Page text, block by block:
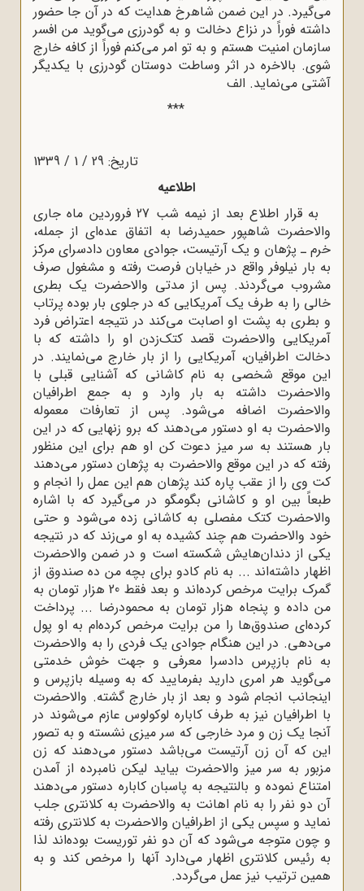
می‌گیرد. در این ضمن شاهرخ هدایت که در آن جا حضور
داشته فوراً در نزاع دخالت و به گودرزی می‌گوید من افسر
سازمان امنیت هستم و به تو امر می‌کنم فوراً از کافه خارج
شوی. بالاخره در اثر وساطت دوستان گودرزی با یکدیگر
آشتی می‌نماید. الف
***
تاریخ: 29 / 1 / 1339
اطلاعیه
به قرار اطلاع بعد از نیمه شب 27 فروردین ماه جاری
والاحضرت شاهپور حمیدرضا به اتفاق عده‌ای از جمله،
خرم ـ پژهان و یک آرتیست، جوادی معاون دادسرای مرکز
به بار نیلوفر واقع در خیابان فرصت رفته و مشغول صرف
مشروب می‌گردند. پس از مدتی والاحضرت یک بطری
خالی را به طرف یک آمریکایی که در جلوی بار بوده پرتاب
و بطری به پشت او اصابت می‌کند در نتیجه اعتراض فرد
آمریکایی والاحضرت قصد کتک‌زدن او را داشته که با
دخالت اطرافیان، آمریکایی را از بار خارج می‌نمایند. در
این موقع شخصی به نام کاشانی که آشنایی قبلی با
والاحضرت داشته به بار وارد و به جمع اطرافیان
والاحضرت اضافه می‌شود. پس از تعارفات معموله
والاحضرت به او دستور می‌دهند که برو زنهایی که در این
بار هستند به سر میز دعوت کن او هم برای این منظور
رفته که در این موقع والاحضرت به پژهان دستور می‌دهند
کت وی را از عقب پاره کند پژهان هم این عمل را انجام و
طبعاً بین او و کاشانی بگومگو در می‌گیرد که با اشاره
والاحضرت کتک مفصلی به کاشانی زده می‌شود و حتی
خود والاحضرت هم چند کشیده به او می‌زند که در نتیجه
یکی از دندان‌هایش شکسته است و در ضمن والاحضرت
اظهار داشته‌اند ... به نام کادو برای بچه من ده صندوق از
گمرک برایت مرخص کرده‌اند و بعد فقط 20 هزار تومان به
من داده و پنجاه هزار تومان به محمودرضا ... پرداخت
کرده‌ای صندوق‌ها را من برایت مرخص کرده‌ام به او پول
می‌دهی. در این هنگام جوادی یک فردی را به والاحضرت
به نام بازپرس دادسرا معرفی و جهت خوش خدمتی
می‌گوید هر امری دارید بفرمایید که به وسیله بازپرس و
اینجانب انجام شود و بعد از بار خارج گشته. والاحضرت
با اطرافیان نیز به طرف کاباره لوکولوس عازم می‌شوند در
آنجا یک زن و مرد خارجی که سر میزی نشسته و به تصور
این که آن زن آرتیست می‌باشد دستور می‌دهند که زن
مزبور به سر میز والاحضرت بیاید لیکن نامبرده از آمدن
امتناع نموده و بالنتیجه به پاسبان کاباره دستور می‌دهند
آن دو نفر را به نام اهانت به والاحضرت به کلانتری جلب
نماید و سپس یکی از اطرافیان والاحضرت به کلانتری رفته
و چون متوجه می‌شود که آن دو نفر توریست بوده‌اند لذا
به رئیس کلانتری اظهار می‌دارد آنها را مرخص کند و به
همین ترتیب نیز عمل می‌گردد.